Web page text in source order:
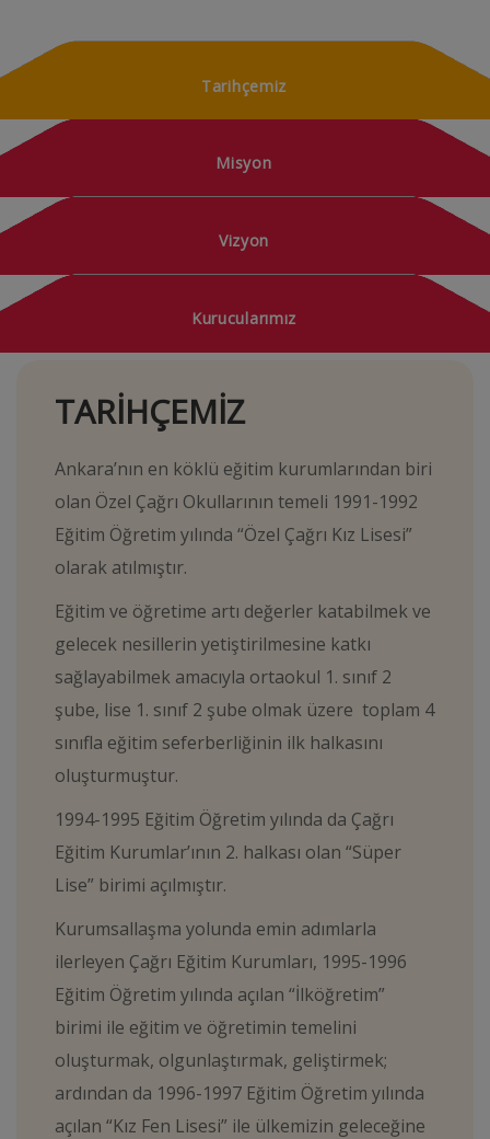
Tarihçemiz
Misyon
Vizyon
Kurucularımız
TARİHÇEMİZ
Ankara’nın en köklü eğitim kurumlarından biri
olan Özel Çağrı Okullarının temeli 1991-1992
Eğitim Öğretim yılında “Özel Çağrı Kız Lisesi”
olarak atılmıştır.
Eğitim ve öğretime artı değerler katabilmek ve
gelecek nesillerin yetiştirilmesine katkı
sağlayabilmek amacıyla ortaokul 1. sınıf 2
şube, lise 1. sınıf 2 şube olmak üzere toplam 4
sınıfla eğitim seferberliğinin ilk halkasını
oluşturmuştur.
1994-1995 Eğitim Öğretim yılında da Çağrı
Eğitim Kurumlar’ının 2. halkası olan “Süper
Lise” birimi açılmıştır.
Kurumsallaşma yolunda emin adımlarla
ilerleyen Çağrı Eğitim Kurumları, 1995-1996
Eğitim Öğretim yılında açılan “İlköğretim”
birimi ile eğitim ve öğretimin temelini
oluşturmak, olgunlaştırmak, geliştirmek;
ardından da 1996-1997 Eğitim Öğretim yılında
açılan “Kız Fen Lisesi” ile ülkemizin geleceğine